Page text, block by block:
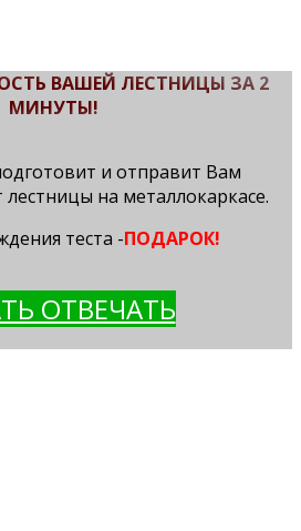
ВАШЕЙ ЛЕСТНИЦЫ ЗА 2
МИНУТЫ!
и отправит Вам
на металлокаркасе.
теста -ПОДАРОК!
ОТВЕЧАТЬ